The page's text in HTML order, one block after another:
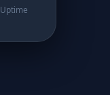
Uptime